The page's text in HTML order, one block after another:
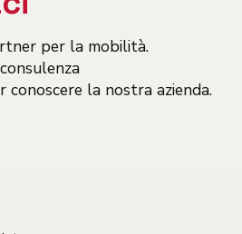
per la mobilità.
conoscere la nostra azienda.